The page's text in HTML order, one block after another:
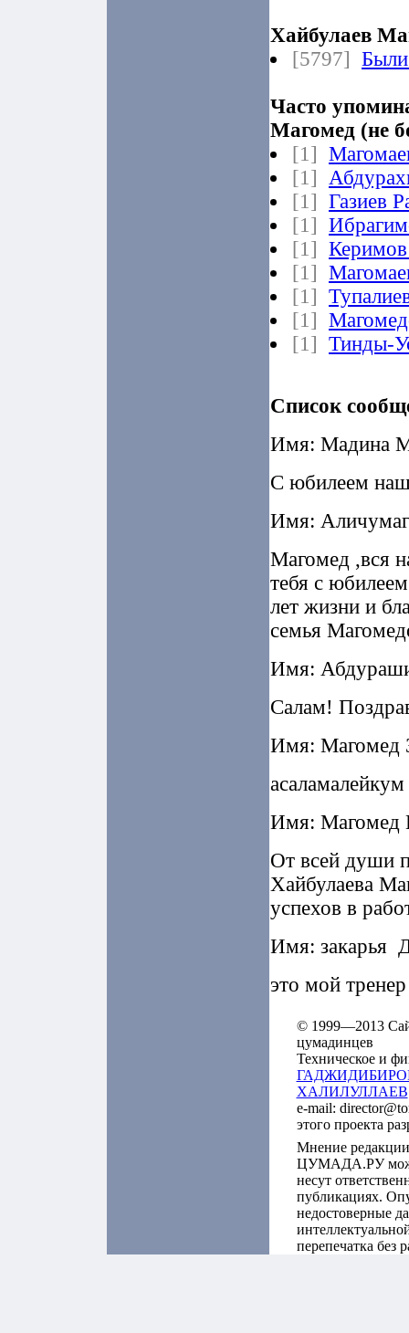
Хайбулаев
[5797]
Часто
Магомед (не
[1]
[1]
[1] Газиев
[1]
[1]
[1]
[1]
[1]
[1] Тинды-
Список
Имя: Мадина
С юбилеем
Имя:
Магомед ,вся
тебя с
лет жизни и
семья
Имя:
Салам!
Имя: Магомед
Имя: Магомед
От всей души
Хайбулаева
успехов в
Имя: закарья
это мой тренер
© 1999—2013
цумадинцев
Техническое и
ХАЛИЛУЛЛАЕВ
e-mail:
этого проекта
Мнение
ЦУМАДА.РУ
несут
публикациях.
недостоверные
перепечатка без